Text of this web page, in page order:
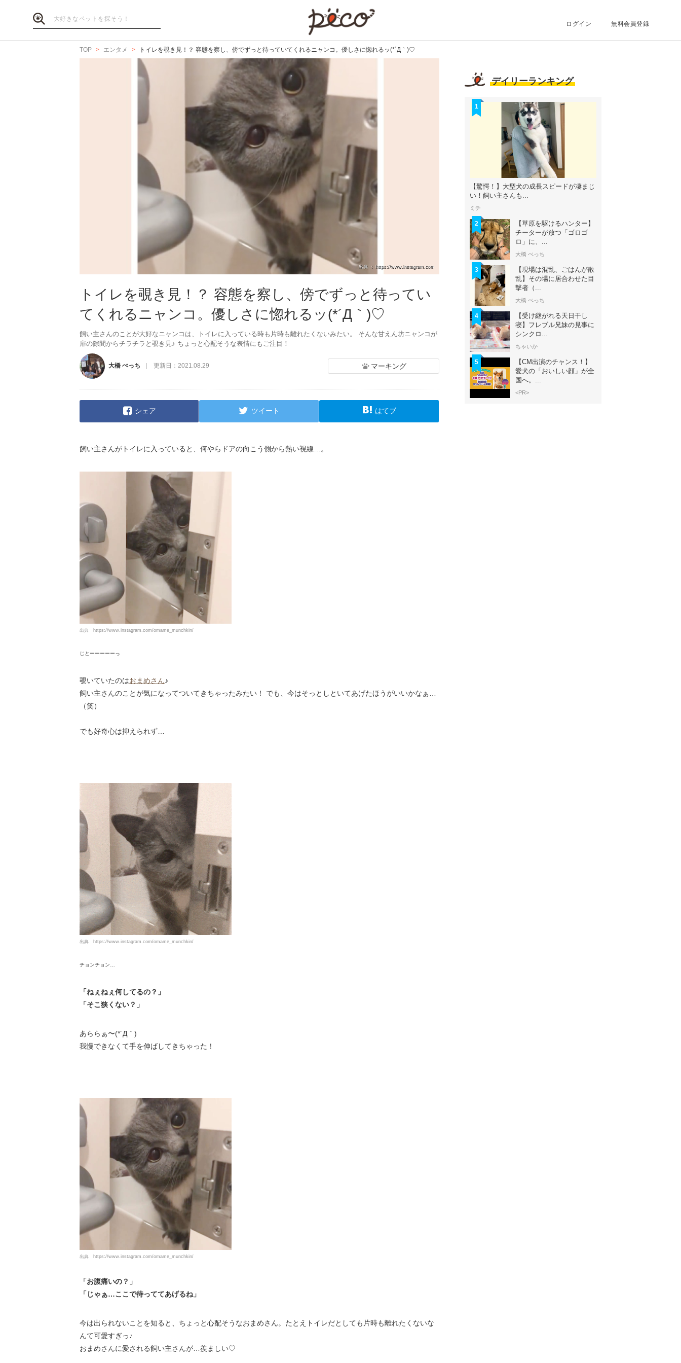
ログイン 無料会員登録
TOP エンタメ トイレを覗き見！？ 容態を察し、傍でずっと待っていてくれるニャンコ。優しさに惚れるッ(*´Д｀)♡
出典 ： https://www.instagram.com
トイレを覗き見！？ 容態を察し、傍でずっと待ってい
てくれるニャンコ。優しさに惚れるッ(*´Д｀)♡
飼い主さんのことが大好なニャンコは、トイレに入っている時も片時も離れたくないみたい。 そんな甘えん坊ニャンコが
扉の隙間からチラチラと覗き見♪ ちょっと心配そうな表情にもご注目！
大橋 ぺっち 更新日： 2021.08.29 マーキング
シェア ツイート はてブ
飼い主さんがトイレに入っていると、何やらドアの向こう側から熱い視線…。
出典 https://www.instagram.com/omame_munchkin/
じとーーーーーっ
覗いていたのはおまめさん♪
飼い主さんのことが気になってついてきちゃったみたい！ でも、今はそっとしといてあげたほうがいいかなぁ…
（笑）
でも好奇心は抑えられず…
出典 https://www.instagram.com/omame_munchkin/
チョンチョン…
「ねぇねぇ何してるの？」
「そこ狭くない？」
あららぁ〜(*´Д｀)
我慢できなくて手を伸ばしてきちゃった！
出典 https://www.instagram.com/omame_munchkin/
「お腹痛いの？」
「じゃぁ…ここで待っててあげるね」
今は出られないことを知ると、ちょっと心配そうなおまめさん。たとえトイレだとしても片時も離れたくないな
んて可愛すぎっ♪
おまめさんに愛される飼い主さんが…羨ましい♡
デイリーランキング
1
【驚愕！】大型犬の成長スピードが凄まじ
い！飼い主さんも...
ミチ
2
【草原を駆けるハンター】
チーターが放つ「ゴロゴ
ロ」に、...
大橋 ぺっち
3
【現場は混乱、ごはんが散
乱】その場に居合わせた目
撃者（...
大橋 ぺっち
4
【受け継がれる天日干し
寝】フレブル兄妹の見事に
シンクロ...
ちゃいか
5
【CM出演のチャンス！】
愛犬の「おいしい顔」が全
国へ。...
<PR>